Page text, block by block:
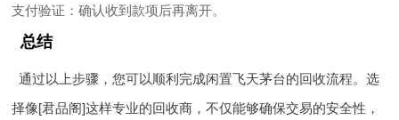
支付验证 ：确认收到款项后再离开。
总结
通过以上步骤，您可以顺利完成闲置飞天茅台的回收流程。选
择像[君品阁]这样专业的回收商，不仅能够确保交易的安全性，